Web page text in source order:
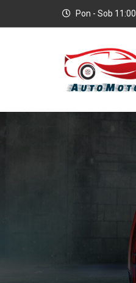
Pon - Sob